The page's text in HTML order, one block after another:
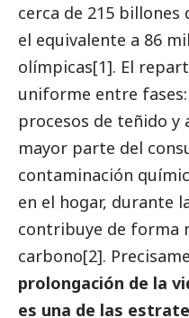
cerca de 215 billones
el equivalente a 86
olímpicas[1]. El
uniforme entre
procesos de teñido y
mayor parte del
contaminación
en el hogar, durante
contribuye de forma
carbono[2].
prolongación de la
es una de las